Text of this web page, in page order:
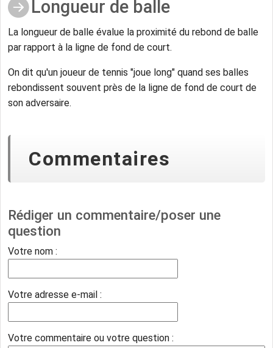
Longueur de balle
La longueur de balle évalue la proximité du rebond de balle
par rapport à la ligne de fond de court.
On dit qu'un joueur de tennis "joue long" quand ses balles
rebondissent souvent près de la ligne de fond de court de
son adversaire.
Commentaires
Rédiger un commentaire/poser une
question
Votre nom :
Votre adresse e-mail :
Votre commentaire ou votre question :